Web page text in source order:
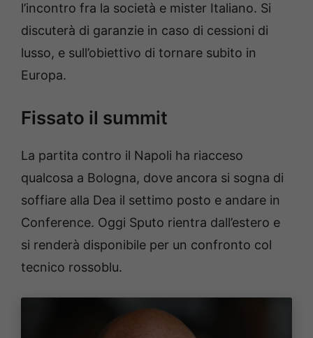
l’incontro fra la società e mister Italiano. Si
discuterà di garanzie in caso di cessioni di
lusso, e sull’obiettivo di tornare subito in
Europa.
Fissato il summit
La partita contro il Napoli ha riacceso
qualcosa a Bologna, dove ancora si sogna di
soffiare alla Dea il settimo posto e andare in
Conference. Oggi Sputo rientra dall’estero e
si renderà disponibile per un confronto col
tecnico rossoblu.